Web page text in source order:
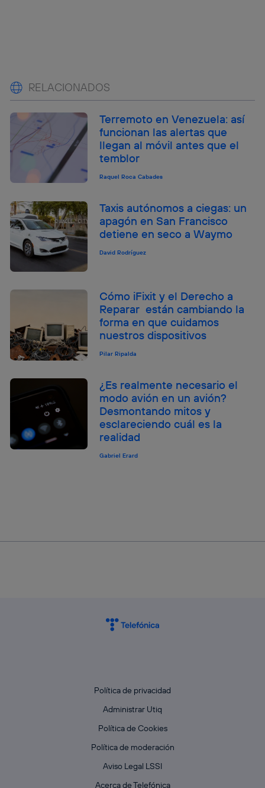
RELACIONADOS
Terremoto en Venezuela: así
funcionan las alertas que
llegan al móvil antes que el
temblor
Raquel Roca Cabades
Taxis autónomos a ciegas: un
apagón en San Francisco
detiene en seco a Waymo
David Rodríguez
Cómo iFixit y el Derecho a
Reparar están cambiando la
forma en que cuidamos
nuestros dispositivos
Pilar Ripalda
¿Es realmente necesario el
modo avión en un avión?
Desmontando mitos y
esclareciendo cuál es la
realidad
Gabriel Erard
Política de privacidad
Administrar Utiq
Política de Cookies
Política de moderación
Aviso Legal LSSI
Acerca de Telefónica